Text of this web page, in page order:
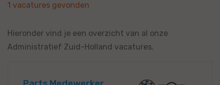
1 vacatures gevonden
Hieronder vind je een overzicht van al onze
Administratief Zuid-Holland vacatures.